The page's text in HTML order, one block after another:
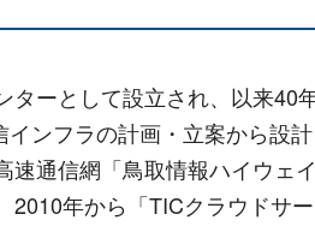
ーとして設立され、以来
ンフラの計画・立案から設
通信網「鳥取情報ハイウェ
年から「TICクラウドサ